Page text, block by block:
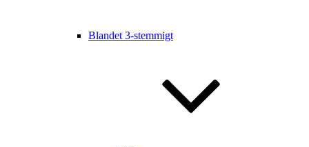
Blandet 3-stemmigt